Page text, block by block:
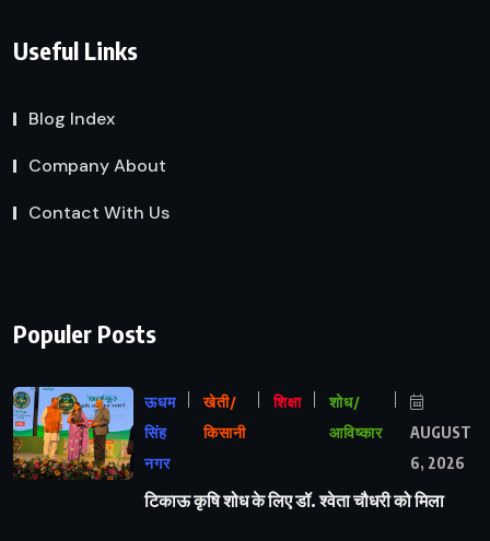
Useful Links
Blog Index
Company About
Contact With Us
Populer Posts
ऊधम
सिंह
नगर
खेती/
किसानी
शिक्षा
शोध/
आविष्कार
AUGUST
6, 2026
टिकाऊ कृषि शोध के लिए डॉ. श्वेता चौधरी को मिला